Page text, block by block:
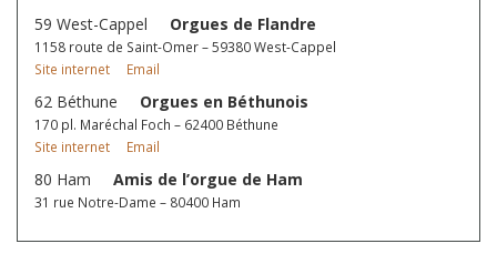
59 West-Cappel Orgues de Flandre
1158 route de Saint-Omer – 59380 West-Cappel
Site internet
Email
62 Béthune Orgues en Béthunois
170 pl. Maréchal Foch – 62400 Béthune
Site internet
Email
80 Ham Amis de l’orgue de Ham
31 rue Notre-Dame – 80400 Ham